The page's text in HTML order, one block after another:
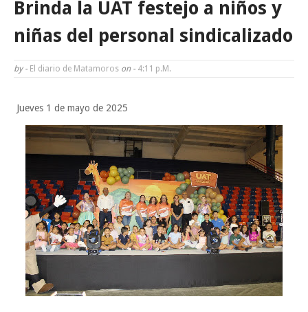
Promueve Tamaulipas su riqueza artesanal y turística en la Ciudad
POCO VENENO NO MATA
Trump y Sheinbaum llevan agua a su molino
Funcionarios, periodistas y empresariosJueves, 6 Agosto
Brinda la UAT festejo a niños y
niñas del personal sindicalizado
by - El diario de Matamoros on - 4:11 P.m.
Jueves 1 de mayo de 2025